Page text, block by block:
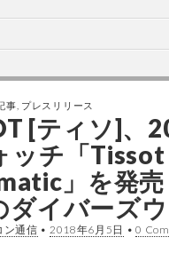
事 プレスリリース
[ティソ]、
ッチ「
」を発売
ダイバーズ
ン通信 • 2018年6月5日 •0